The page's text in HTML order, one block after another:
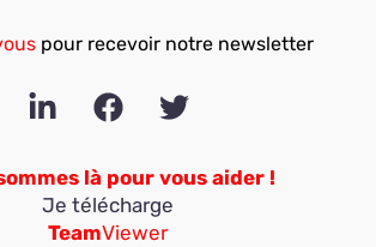
pour recevoir notre newsletter
là pour vous aider !
Je télécharge
TeamViewer